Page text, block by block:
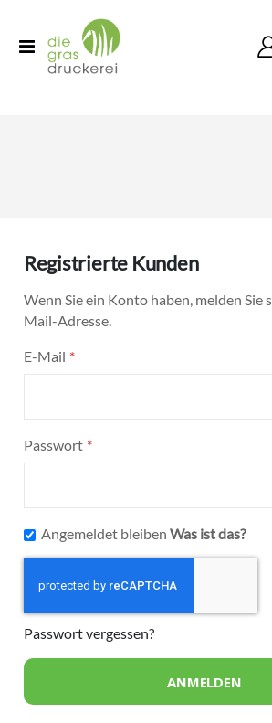
Toggle
Nav
Registrierte Kunden
Wenn Sie ein Konto haben, melden Sie
Mail-Adresse.
E-Mail
Passwort
Angemeldet bleiben Was ist das?
Passwort vergessen?
ANMELDEN